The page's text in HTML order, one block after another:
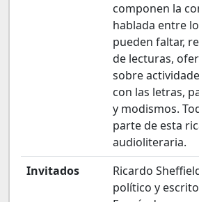
componen la
hablada entre
pueden faltar,
de lecturas,
sobre
con las letras,
y modismos.
parte de esta
audioliteraria.
Invitados
Ricardo
político y